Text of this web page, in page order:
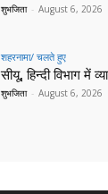
शुभजिता - August 6, 2026
शहरनामा/ चलते हुए
सीयू, हिन्दी विभाग में
शुभजिता - August 6, 2026